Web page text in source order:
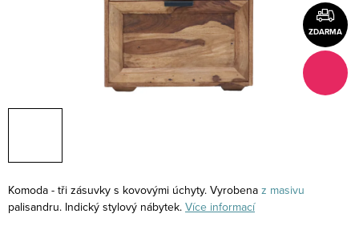
ZDARMA
Komoda - tři zásuvky s kovovými úchyty. Vyrobena z masivu
palisandru. Indický stylový nábytek. Více informací